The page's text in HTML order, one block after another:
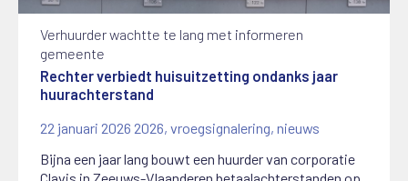
Verhuurder wachtte te lang met informeren
gemeente
Rechter verbiedt huisuitzetting ondanks jaar
huurachterstand
22 januari 2026 2026,vroegsignalering,nieuws
Bijna een jaar lang bouwt een huurder van corporatie